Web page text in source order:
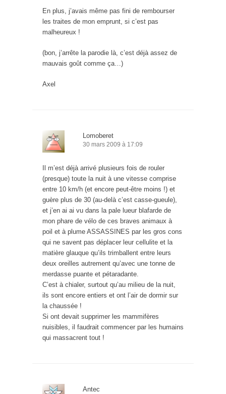
En plus, j’avais même pas fini de rembourser
les traites de mon emprunt, si c’est pas
malheureux !
(bon, j’arrête la parodie là, c’est déjà assez de
mauvais goût comme ça…)
Axel
Lomoberet
30 mars 2009 à 17:09
Il m’est déjà arrivé plusieurs fois de rouler
(presque) toute la nuit à une vitesse comprise
entre 10 km/h (et encore peut-être moins !) et
guère plus de 30 (au-delà c’est casse-gueule),
et j’en ai ai vu dans la pale lueur blafarde de
mon phare de vélo de ces braves animaux à
poil et à plume ASSASSINES par les gros cons
qui ne savent pas déplacer leur cellulite et la
matière glauque qu’ils trimballent entre leurs
deux oreilles autrement qu’avec une tonne de
merdasse puante et pétaradante.
C’est à chialer, surtout qu’au milieu de la nuit,
ils sont encore entiers et ont l’air de dormir sur
la chaussée !
Si ont devait supprimer les mammifères
nuisibles, il faudrait commencer par les humains
qui massacrent tout !
Antec